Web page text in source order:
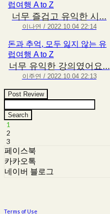
럽여행 A to Z
너무 즐겁고 유익한 시...
이나연 / 2022.10.04 22:14
돈과 추억, 모두 잃지 않는 유
럽여행 A to Z
너무 유익한 강의였어요...
이주연 / 2022.10.04 22:13
Post Review
Search
1
2
3
페이스북
카카오톡
네이버 블로그
Terms of Use